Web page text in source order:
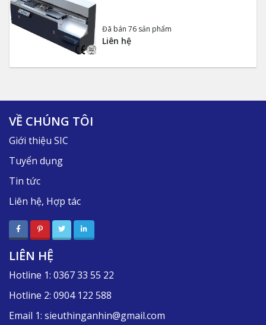
Đã bán 76 sản phẩm
Liên hệ
VỀ CHÚNG TÔI
Giới thiệu SIC
Tuyển dụng
Tin tức
Liên hệ, Hợp tác
LIÊN HỆ
Hotline 1: 0367 33 55 22
Hotline 2: 0904 122 588
Email 1: sieuthinganhin@gmail.com